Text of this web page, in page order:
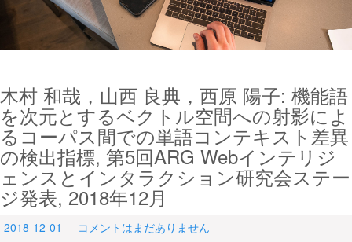
木村 和哉，山西 良典，西原 陽子: 機能語
を次元とするベクトル空間への射影によ
るコーパス間での単語コンテキスト差異
の検出指標, 第5回ARG Webインテリジ
ェンスとインタラクション研究会ステー
ジ発表, 2018年12月
2018-12-01
コメントはまだありません